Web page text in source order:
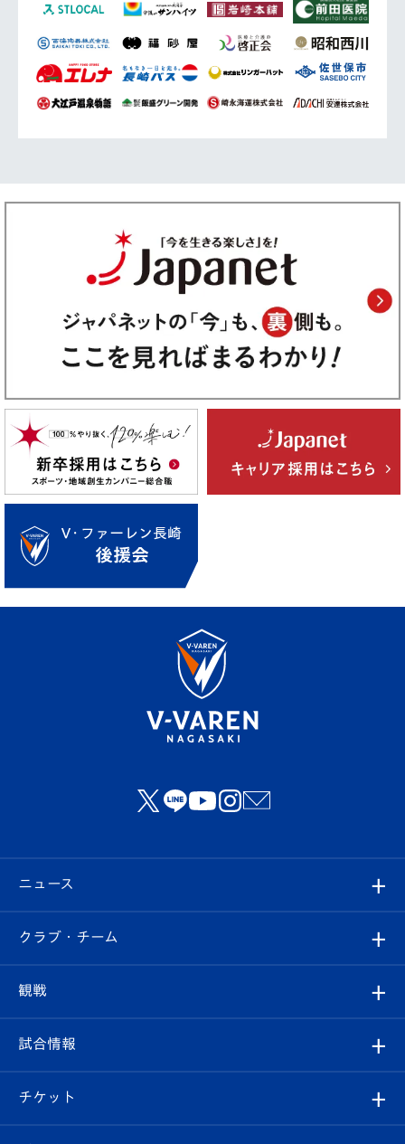
ニュース
すべて
クラブ
試合情報
クラブ・チーム
クラブ概要
エンブレム紹介
観戦
観戦ルール
はじめての観戦ガイド
試合情報
試合日程/結果
チケット